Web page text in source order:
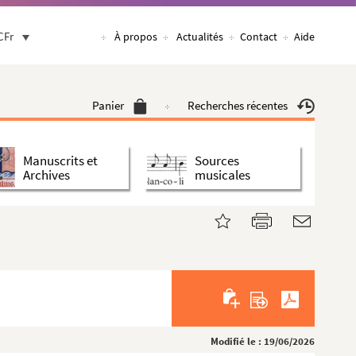
À propos Actualités Contact Aide
Panier Recherches récentes
Manuscrits et
Archives
Sources
musicales
Modifié le : 19/06/2026